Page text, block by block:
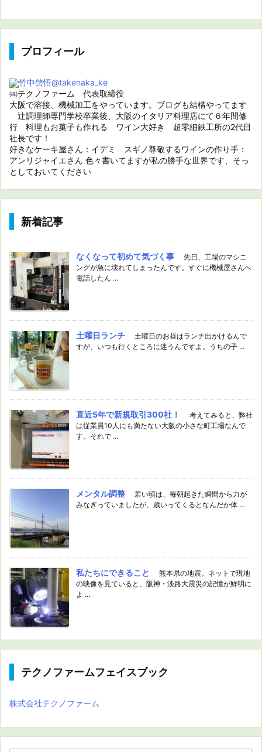
プロフィール
竹中啓悟@takenaka_ke
㈱テクノファーム 代表取締役
大阪で溶接、機械加工をやっています。ブログも結構やってます
辻調理師専門学校卒業後、大阪のイタリア料理店にて６年間修
行 料理もお菓子も作れる ワイン大好き 超零細鉄工所の2代目
社長です！
好きなケーキ屋さん：イデミ スギノ尊敬するワインの作り手：
アンリジャイエさん 色々書いてますが私の勝手な世界です、そっ
としておいてください
新着記事
なくなって初めて気づく事
先日、工場のマシニ
ングが急に壊れてしまったんです。すぐに機械屋さんへ
電話したん ...
土曜日ランチ
土曜日のお昼はランチ出かけるんで
すが、いつも行くところに迷うんですよ。うちの子 ...
直近5年で新規取引300社！
考えてみると、弊社
は従業員10人にも満たない大阪の小さな町工場なんで
す。それで ...
メンタル調整
若い頃は、毎朝起きた瞬間から力が
みなぎっていましたが、歳いってくるとなんだか体 ...
私たちにできること
熊本県の地震。ネットで現地
の映像を見ていると、阪神・淡路大震災の記憶が鮮明に
よ ...
テクノファームフェイスブック
株式会社テクノファーム